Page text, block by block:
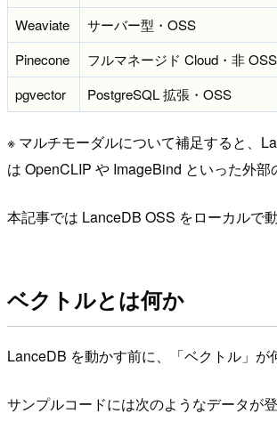
Weaviate
サーバー型・OSS
Pinecone
フルマネージド Cloud・非 OSS
pgvector
PostgreSQL 拡張・OSS
※ マルチモーダルについて補足すると、
は OpenCLIP や ImageBind といった外
本記事では LanceDB OSS をローカルで
ベクトルとは何か
LanceDB を動かす前に、「ベクトル」が
サンプルコードには次のようなデータが登